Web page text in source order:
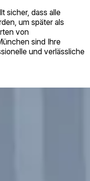
sicher, dass alle
um später als
von
sind Ihre
und verlässliche